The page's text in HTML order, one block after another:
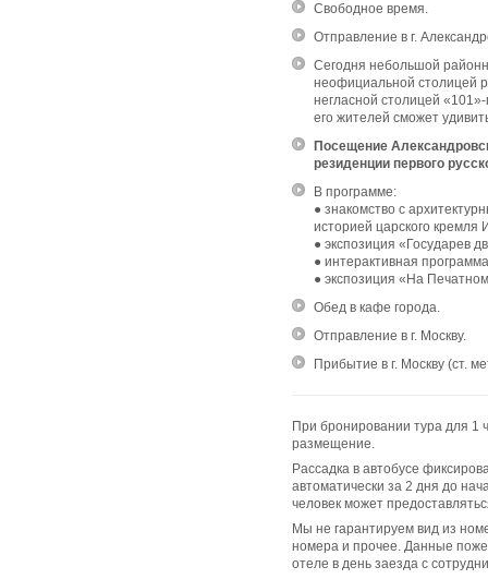
Свободное время.
Отправление в г.
Сегодня небольшой
неофициальной столицей
негласной столицей
его жителей сможет
Посещение
резиденции первого
В программе:
● знакомство с
историей царского кремля
● экспозиция «Государев
● интерактивная
● экспозиция «На
Обед в кафе города.
Отправление в г. Москву.
Прибытие в г. Москву (ст.
При бронировании тура для 1
размещение.
Рассадка в автобусе
автоматически за 2 дня до
человек может
Мы не гарантируем вид из
номера и прочее. Данные
отеле в день заезда с